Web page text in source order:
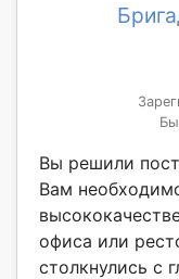
Вы решили
Вам
офиса или
столкнулись с